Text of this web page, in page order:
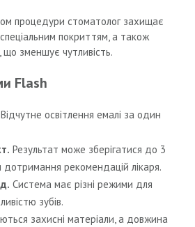
процедури стоматолог захищає
покриттям, а також
зменшує чутливість.
Flash
Відчутне освітлення емалі за один
Результат може зберігатися до 3
дотримання рекомендацій лікаря.
Система має різні режими для
зубів.
захисні матеріали, а довжина